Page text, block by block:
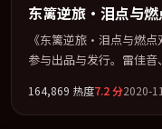
东篱逆旅·泪点与燃
《东篱逆旅·泪点与燃
参与出品与发行。雷佳
以「战争」类型为骨架，
2020-08-18 在内地院线
164,869 热度7.2分2020-